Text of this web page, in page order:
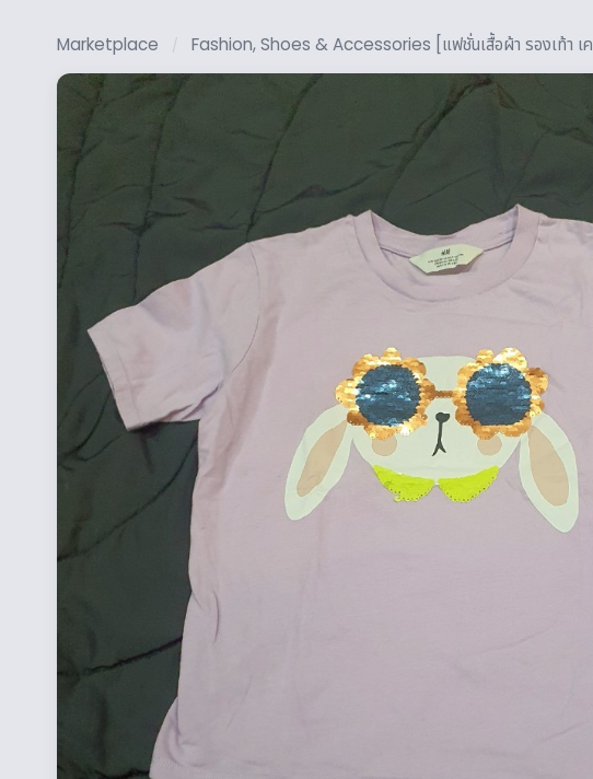
Marketplace / Fashion, Shoes & Accessories [แฟชั่นเสื้อผ้า รองเท้า เ